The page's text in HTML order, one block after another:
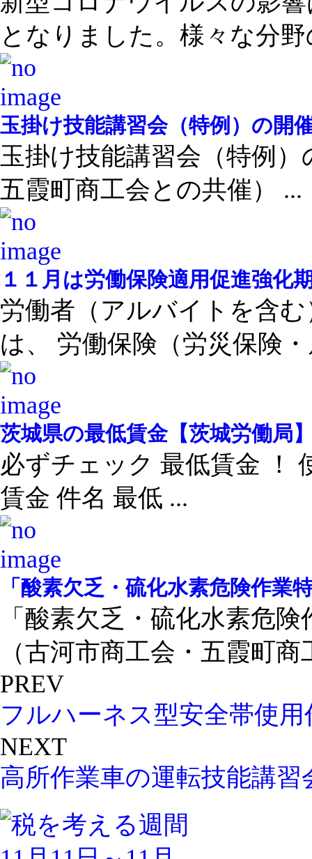
となりました。様々な分野
玉掛け技能講習会（特例）の開
玉掛け技能講習会（特例
五霞町商工会との共催） ...
１１月は労働保険適用促進強化
労働者（アルバイトを含
は、 労働保険（労災保険・
茨城県の最低賃金【茨城労働局
必ずチェック 最低賃金 ！
賃金 件名 最低 ...
「酸素欠乏・硫化水素危険作業
「酸素欠乏・硫化水素危
（古河市商工会・五霞町商
PREV
フルハーネス型安全帯使
NEXT
高所作業車の運転技能講